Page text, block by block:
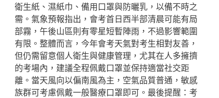
衛生紙、濕紙巾、備用口罩與防曬乳，以備不時之
需。氣象預報指出，會考首日西半部清晨可能有局
部霧，午後山區則有零星短暫陣雨，不過影響範圍
有限。整體而言，今年會考天氣對考生相對友善，
但仍需留意個人衛生與健康管理，尤其在人多擁擠
的考場內，建議全程佩戴口罩並保持適當社交距
離。當天風向以偏南風為主，空氣品質普通，敏感
族群可考慮佩戴一般醫療口罩即可。最後提醒：考